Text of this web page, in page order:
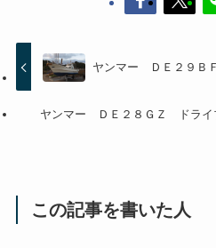
ヤンマー ＤＥ２９
ヤンマー ＤＥ２８ＧＺ ドラ
この記事を書いた人